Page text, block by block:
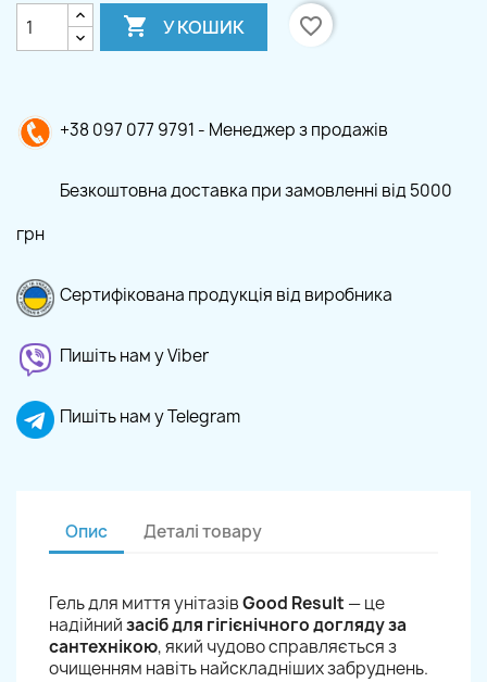
 У КОШИК favorite_border
+38 097 077 9791 - Менеджер з продажів
Безкоштовна доставка при замовленні від 5000
грн
Сертифікована продукція від виробника
Пишіть нам у Viber
Пишіть нам у Telegram
Опис Деталі товару
Гель для миття унітазівGood Result — це
надійнийзасіб для гігієнічного догляду за
сантехнікою, який чудово справляється з
очищенням навіть найскладніших забруднень.